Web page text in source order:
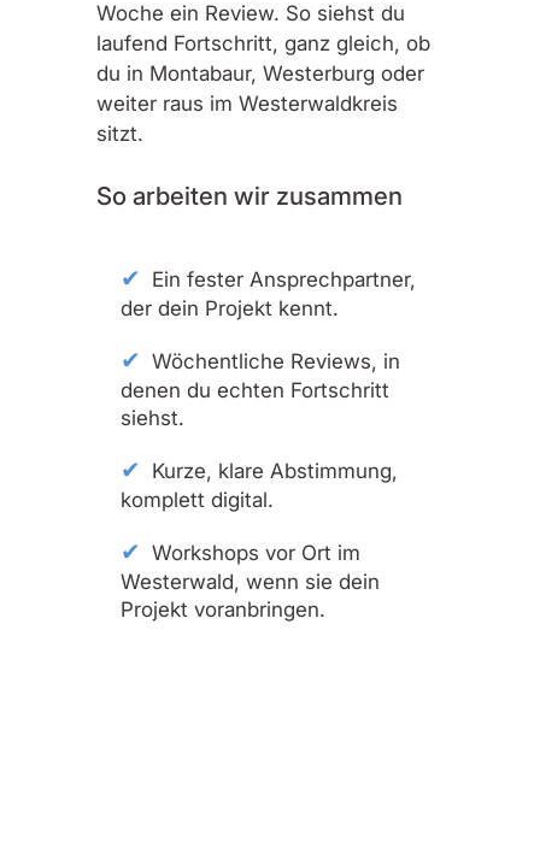
Woche ein Review. So siehst du
laufend Fortschritt, ganz gleich, ob
du in Montabaur, Westerburg oder
weiter raus im Westerwaldkreis
sitzt.
So arbeiten wir zusammen
Ein fester Ansprechpartner,
der dein Projekt kennt.
Wöchentliche Reviews, in
denen du echten Fortschritt
siehst.
Kurze, klare Abstimmung,
komplett digital.
Workshops vor Ort im
Westerwald, wenn sie dein
Projekt voranbringen.